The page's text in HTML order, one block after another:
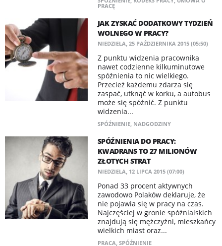
PRACĘ
JAK ZYSKAĆ DODATKOWY TYDZIEŃ
WOLNEGO W PRACY?
NIEDZIELA, 25 PAŹDZIERNIKA 2015 (05:50)
Z punktu widzenia pracownika
nawet codzienne kilkuminutowe
spóźnienia to nic wielkiego.
Przecież każdemu zdarza się
zaspać, utknąć w korku, a autobus
może się spóźnić. Z punktu
widzenia...
SPÓŹNIENIE, NADGODZINY
SPÓŹNIENIA DO PRACY:
KWADRANS TO 27 MILIONÓW
ZŁOTYCH STRAT
NIEDZIELA, 12 LIPCA 2015 (07:00)
Ponad 33 procent aktywnych
zawodowo Polaków deklaruje, że
nie pojawia się w pracy na czas.
Najczęściej w gronie spóźnialskich
znajdują się mężczyźni, mieszkańcy
wielkich miast oraz...
PRACA, SPÓŹNIENIE